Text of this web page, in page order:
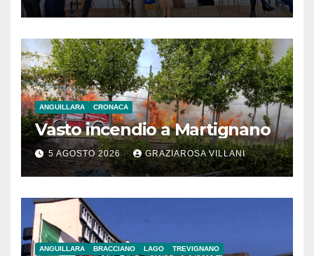
ANGUILLARA CRONACA
Vasto incendio a Martignano
5 AGOSTO 2026 GRAZIAROSA VILLANI
ANGUILLARA BRACCIANO LAGO TREVIGNANO